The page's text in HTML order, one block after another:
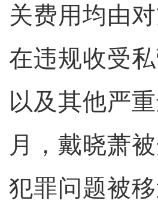
关费用均由
在违规收受
以及其他严
月，戴晓萧
犯罪问题被